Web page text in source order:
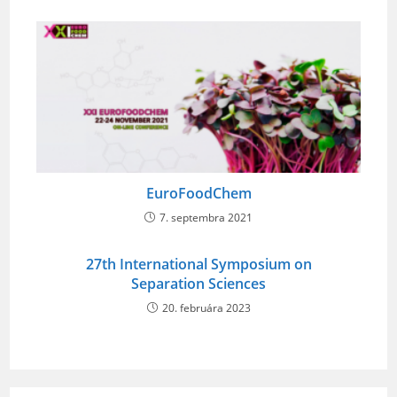
EuroFoodChem
7. septembra 2021
27th International Symposium on
Separation Sciences
20. februára 2023